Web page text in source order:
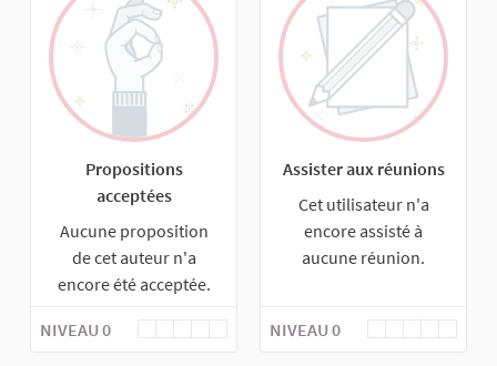
Propositions
acceptées
Aucune proposition
de cet auteur n'a
encore été acceptée.
NIVEAU 0
Assister aux réunions
Cet utilisateur n'a
encore assisté à
aucune réunion.
NIVEAU 0